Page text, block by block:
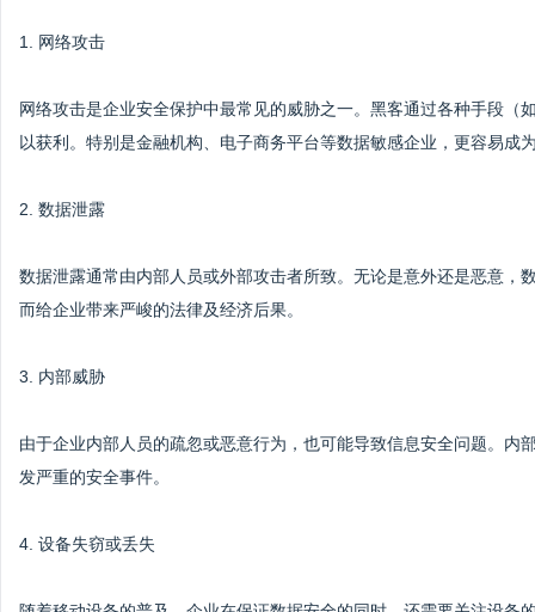
1. 网络攻击
网络攻击是企业安全保护中最常见的威胁之一。黑客通过各种手段
以获利。特别是金融机构、电子商务平台等数据敏感企业，更容易成
2. 数据泄露
数据泄露通常由内部人员或外部攻击者所致。无论是意外还是恶意，
而给企业带来严峻的法律及经济后果。
3. 内部威胁
由于企业内部人员的疏忽或恶意行为，也可能导致信息安全问题。
发严重的安全事件。
4. 设备失窃或丢失